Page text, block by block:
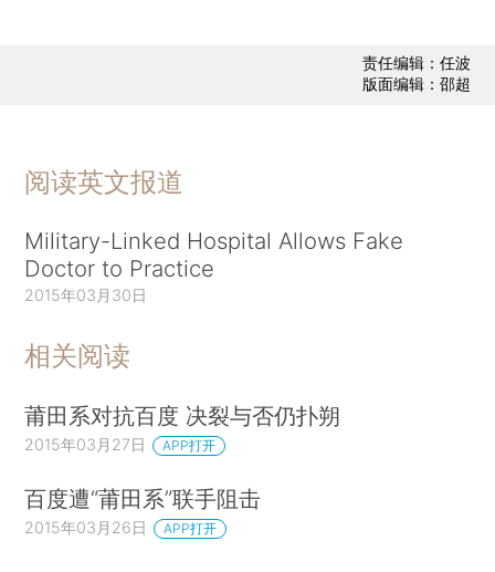
责任编辑：任波
版面编辑：邵超
阅读英文报道
Military-Linked Hospital Allows Fake
Doctor to Practice
2015年03月30日
相关阅读
莆田系对抗百度 决裂与否仍扑朔
2015年03月27日 APP打开
百度遭“莆田系”联手阻击
2015年03月26日 APP打开